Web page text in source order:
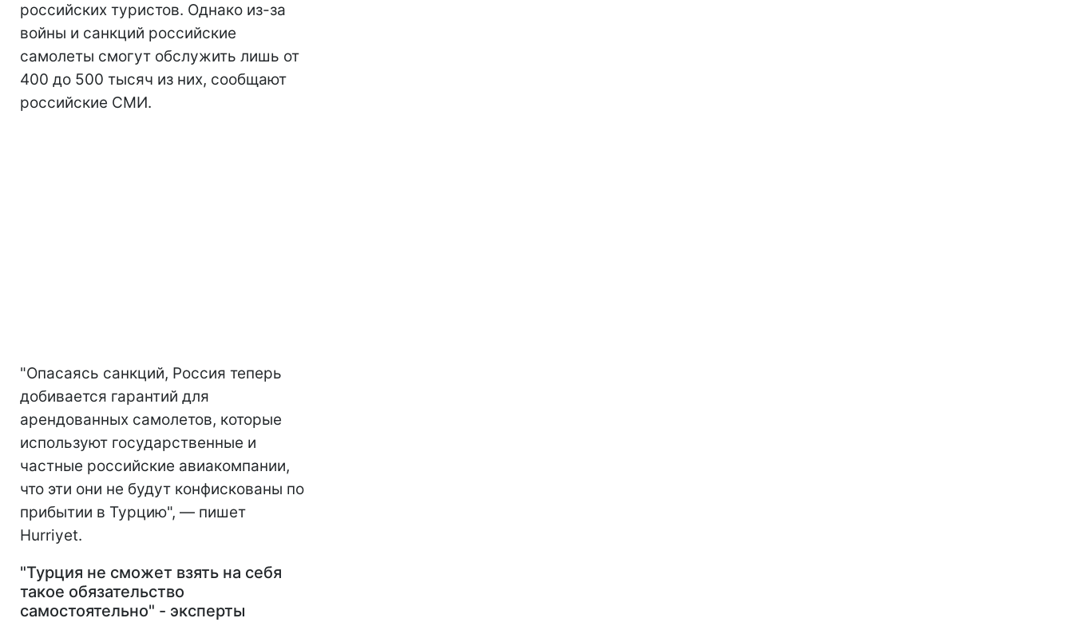
российских туристов. Однако из-за
войны и санкций российские
самолеты смогут обслужить лишь от
400 до 500 тысяч из них, сообщают
российские СМИ.
"Опасаясь санкций, Россия теперь
добивается гарантий для
арендованных самолетов, которые
используют государственные и
частные российские авиакомпании,
что эти они не будут конфискованы по
прибытии в Турцию", — пишет
Hurriyet.
"Турция не сможет взять на себя
такое обязательство
самостоятельно" - эксперты